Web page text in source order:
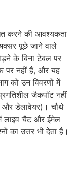
करने की आवश्यकता
पूछे जाने वाले
के बिना टेबल पर
पर नहीं हैं, और यह
को उन विवरणों में
जैकपॉट नहीं
और डेलावेयर)। चौथे
लाइव चैट और ईमेल
का उत्तर भी देता है।